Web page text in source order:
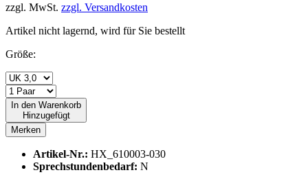
zzgl. MwSt. zzgl. Versandkosten
Artikel nicht lagernd, wird für Sie bestellt
Größe:
In den Warenkorb
Hinzugefügt
Merken
Artikel-Nr.: HX_610003-030
Sprechstundenbedarf: N